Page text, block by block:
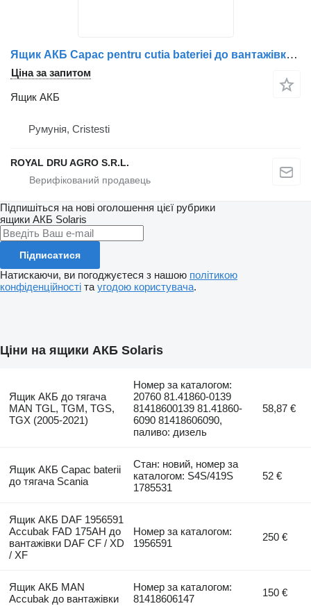
Ящик АКБ Capac pentru cutia bateriei до вантажівки Scania 1779507 / 2196771 / 2023643 / 1454697 / 1730147
Ціна за запитом
Ящик АКБ
Румунія, Cristesti
ROYAL DRU AGRO S.R.L.
Підпишіться на нові оголошення цієї рубрики
ящики АКБ Solaris
Підписатися
Натискаючи, ви погоджуєтеся з нашою політикою
конфіденційності та угодою користувача.
Ціни на ящики АКБ Solaris
Ящик АКБ до тягача
MAN TGL, TGM, TGS,
TGX (2005-2021)
Номер за каталогом:
20760 81.41860-0139
81418600139 81.41860-
6090 81418606090,
паливо: дизель
58,87 €
Ящик АКБ Capac baterii
до тягача Scania
Стан: новий, номер за
каталогом: S4S/419S
1785531
52 €
Ящик АКБ DAF 1956591
Accubak FAD 175AH до
вантажівки DAF CF / XD
/ XF
Номер за каталогом:
1956591
250 €
Ящик АКБ MAN
Accubak до вантажівки
Номер за каталогом:
81418606147
150 €